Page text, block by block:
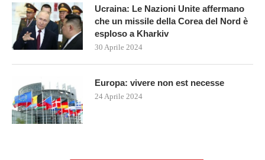
Ucraina: Le Nazioni Unite affermano
che un missile della Corea del Nord è
esploso a Kharkiv
30 Aprile 2024
Europa: vivere non est necesse
24 Aprile 2024